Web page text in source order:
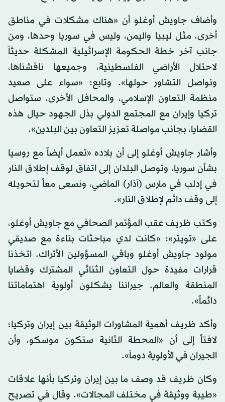
وأضاف جاويش أوغلو أن «هناك مشكلات في مناطق
أخرى، مثل ليبيا واليمن، وليس في سوريا وحدها، ومن
جانب آخر خطة الحكومة الإسرائيلية المشكلة حديثاً
لاحتلال الأراضي الفلسطينية، وجميعها ناقشناها،
ونواصل التشاور حولها». وتابع: «سواء على صعيد
منظمة التعاون الإسلامي، والمحافل الأخرى، ستواصل
تركيا وإيران مع المجتمع الدولي بذل الجهود حيال هذه
القضايا، بجانب مواصلة تعزيز التعاون بين البلدين».
وأشار جاويش أوغلو إلى أن بلاده «تعمل أيضاً مع روسيا
بشأن سوريا، وتوصل البلدان إلى اتفاق لوقف إطلاق النار
في إدلب في مارس (آذار) الماضي، ونسعى معاً لتحويله
إلى وقف دائم لإطلاق النار».
وكتب ظريف عقب المؤتمر الصحافي مع جاويش أوغلو،
على «تويتر»: «كانت لدي مباحثات بناءة مع صديقي
مولود جاويش أوغلو وباقي المسؤولين الأتراك. اتخذنا
قرارات مفيدة حول التعاون الثنائي المشترك وقضايا
المنطقة والعالم. جيراننا يشكلون أولوية اهتماماتنا
دائماً».
وأكد ظريف أهمية المشاورات الوثيقة بين إيران وتركيا؛
لافتاً إلى أن «المحطة الثانية ستكون موسكو، وأن
الجيران في الأولوية دوماً».
وكان ظريف قد وصف ما بين إيران وتركيا بأنها علاقات
«طيبة ووثيقة في مختلف المجالات». وقال في تصريح